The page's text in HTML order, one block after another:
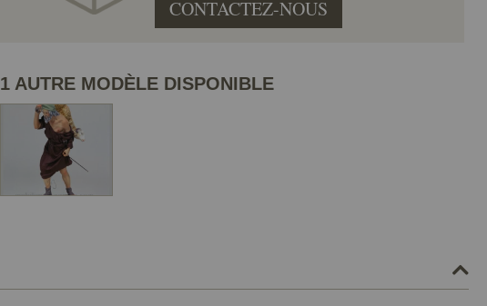
CONTACTEZ-NOUS
1 AUTRE MODÈLE DISPONIBLE